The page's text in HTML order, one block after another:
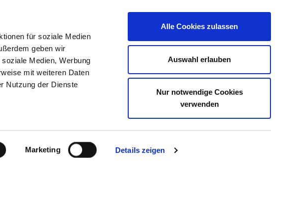
für soziale Medien
geben wir
Medien, Werbung
mit weiteren Daten
Nutzung der Dienste
Marketing Details zeigen
Alle Cookies zulassen
Auswahl erlauben
Nur notwendige Cookies
verwenden
DKV STELLENBÖRSE
FACHKLINIK